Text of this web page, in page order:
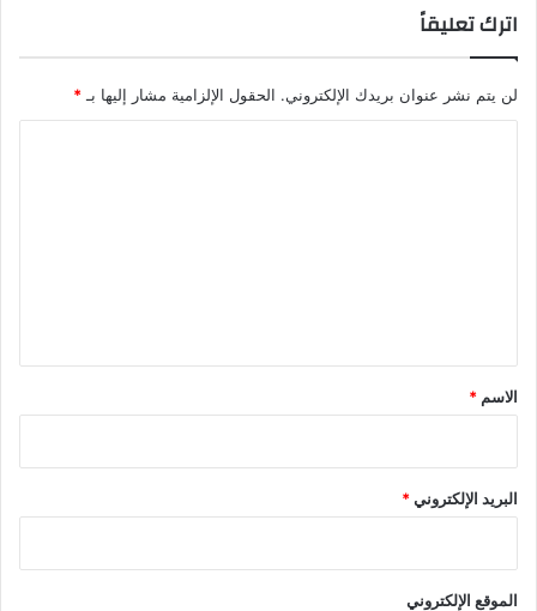
اترك تعليقاً
لن يتم نشر عنوان بريدك الإلكتروني. الحقول الإلزامية مشار إليها بـ *
*
الاسم *
البريد الإلكتروني*
الموقع الإلكتروني